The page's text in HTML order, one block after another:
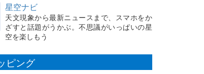
星空ナビ
天文現象から最新ニュースまで、スマホをか
ざすと話題がうかぶ。不思議がいっぱいの星
空を楽しもう
ピング